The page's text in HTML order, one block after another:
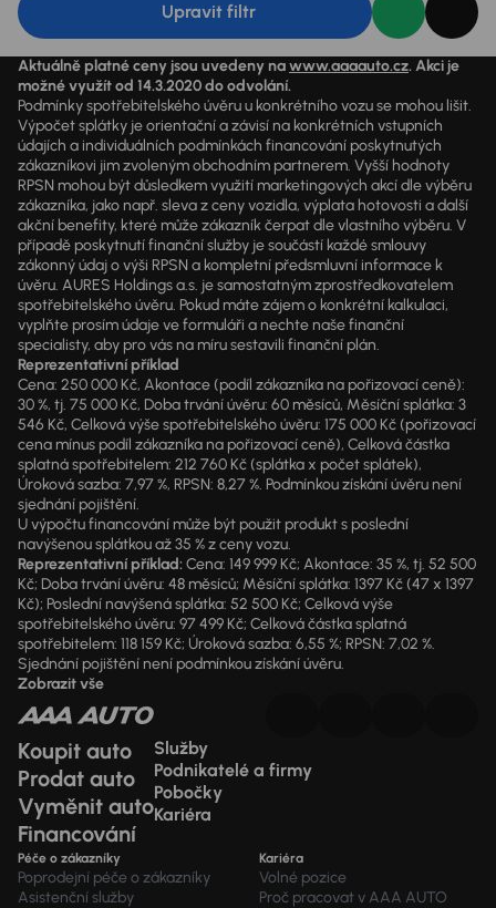
Upravit filtr
Aktuálně platné ceny jsou uvedeny nawww.aaaauto.cz. Akci je
možné využít od 14.3.2020 do odvolání.
Podmínky spotřebitelského úvěru u konkrétního vozu se mohou lišit.
Výpočet splátky je orientační a závisí na konkrétních vstupních
údajích a individuálních podmínkách financování poskytnutých
zákazníkovi jim zvoleným obchodním partnerem. Vyšší hodnoty
RPSN mohou být důsledkem využití marketingových akcí dle výběru
zákazníka, jako např. sleva z ceny vozidla, výplata hotovosti a další
akční benefity, které může zákazník čerpat dle vlastního výběru. V
případě poskytnutí finanční služby je součástí každé smlouvy
zákonný údaj o výši RPSN a kompletní předsmluvní informace k
úvěru. AURES Holdings a.s. je samostatným zprostředkovatelem
spotřebitelského úvěru. Pokud máte zájem o konkrétní kalkulaci,
vyplňte prosím údaje ve formuláři a nechte naše finanční
specialisty, aby pro vás na míru sestavili finanční plán.
Reprezentativní příklad
Cena: 250 000 Kč, Akontace (podíl zákazníka na pořizovací ceně):
30 %, tj. 75 000 Kč, Doba trvání úvěru: 60 měsíců, Měsíční splátka: 3
546 Kč, Celková výše spotřebitelského úvěru: 175 000 Kč (pořizovací
cena mínus podíl zákazníka na pořizovací ceně), Celková částka
splatná spotřebitelem: 212 760 Kč (splátka x počet splátek),
Úroková sazba: 7,97 %, RPSN: 8,27 %. Podmínkou získání úvěru není
sjednání pojištění.
U výpočtu financování může být použit produkt s poslední
navýšenou splátkou až 35 % z ceny vozu.
Reprezentativní příklad:Cena: 149 999 Kč; Akontace: 35 %, tj. 52 500
Kč; Doba trvání úvěru: 48 měsíců; Měsíční splátka: 1397 Kč (47 x 1397
Kč); Poslední navýšená splátka: 52 500 Kč; Celková výše
spotřebitelského úvěru: 97 499 Kč; Celková částka splatná
spotřebitelem: 118 159 Kč; Úroková sazba: 6,55 %; RPSN: 7,02 %.
Sjednání pojištění není podmínkou získání úvěru.
Zobrazit vše
Koupit auto
Prodat auto
Vyměnit auto
Financování
Služby
Podnikatelé a firmy
Pobočky
Kariéra
Péče o zákazníky
Poprodejní péče o zákazníky
Asistenční služby
Kariéra
Volné pozice
Proč pracovat v AAA AUTO